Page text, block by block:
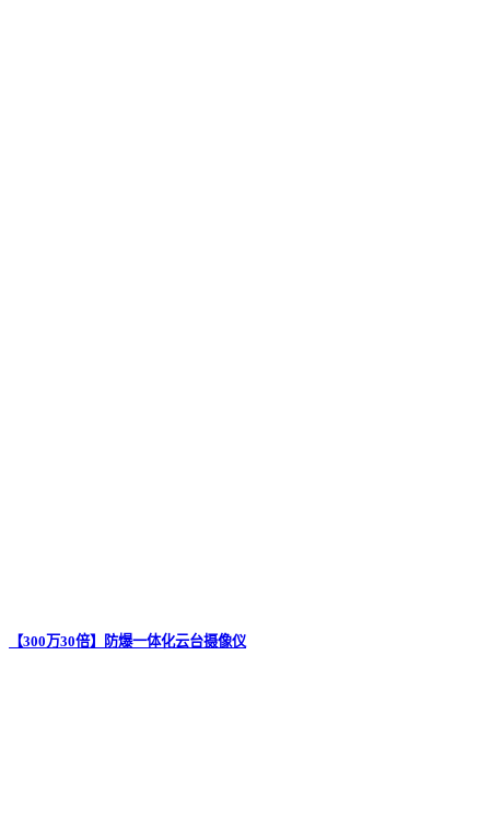
【300万30倍】防爆一体化云台摄像仪